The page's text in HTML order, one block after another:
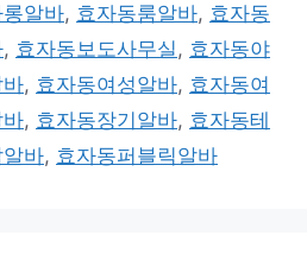
알바, 효자동룸알바, 효자동
, 효자동보도사무실, 효자동야
, 효자동여성알바, 효자동여
, 효자동장기알바, 효자동테
바, 효자동퍼블릭알바